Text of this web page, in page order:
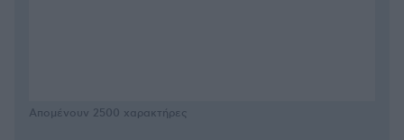
Απομένουν 2500 χαρακτήρες